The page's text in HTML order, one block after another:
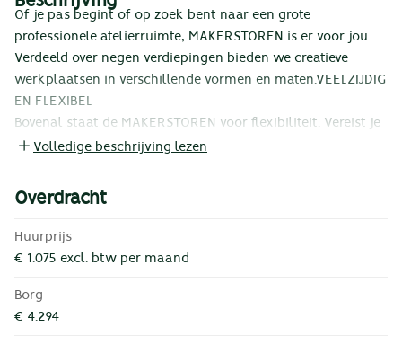
Of je pas begint of op zoek bent naar een grote
professionele atelierruimte, MAKERSTOREN is er voor jou.
Verdeeld over negen verdiepingen bieden we creatieve
werkplaatsen in verschillende vormen en maten.VEELZIJDIG
EN FLEXIBEL
Bovenal staat de MAKERSTOREN voor flexibiliteit. Vereist je
specifieke werk het gebruik van zware machines? Heb je
Kun je tijdelijk extra ruimte buiten je creatieve werkplaats
objecten? MAKERSTOREN nodigt je uit om deze ambitieuze
werkplek te verrijken met jouw talenten en
Creative werkruimte huren in de MAKERSTOREN biedt je
naast de fijnste atelierruimte van Amsterdam tal van
Volledige beschrijving lezen
Overdracht
Huurprijs
€ 1.075 excl. btw per maand
Borg
€ 4.294